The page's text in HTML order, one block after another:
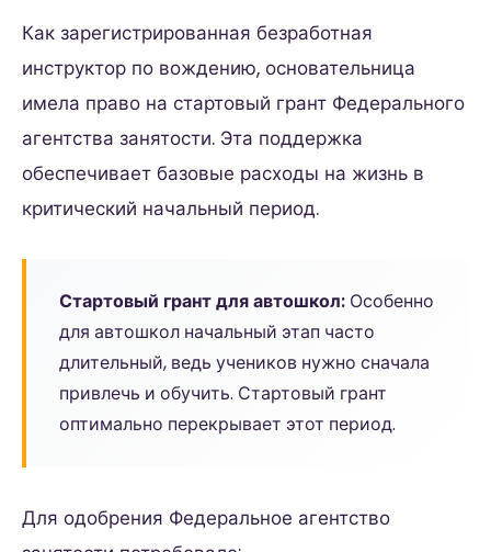
Как зарегистрированная безработная
инструктор по вождению, основательница
имела право на стартовый грант Федерального
агентства занятости. Эта поддержка
обеспечивает базовые расходы на жизнь в
критический начальный период.
Стартовый грант для автошкол: Особенно
для автошкол начальный этап часто
длительный, ведь учеников нужно сначала
привлечь и обучить. Стартовый грант
оптимально перекрывает этот период.
Для одобрения Федеральное агентство